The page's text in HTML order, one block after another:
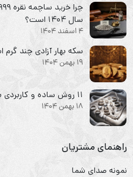
سال ۱۴۰۴ است؟
4 اسفند 1404
سکه‌ بهار آزادی چند
19 بهمن 1404
۱۱ روش ساده و کاربردی برای تمیز کردن نقره در خانه
18 بهمن 1404
راهنمای مشتریان
نمونه صدای شما